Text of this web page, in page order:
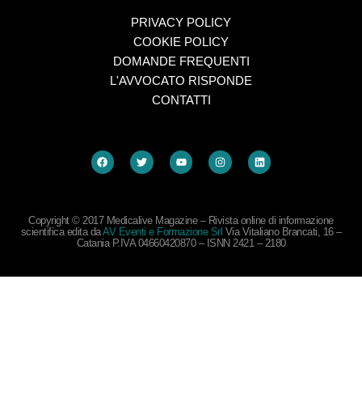
PRIVACY POLICY
COOKIE POLICY
DOMANDE FREQUENTI
L'AVVOCATO RISPONDE
CONTATTI
Copyright © 2017 Medicalive Magazine – Rivista online di informazione
scientifica edita daAV Eventi e Formazione Srl Via Vitaliano Brancati, 16 –
Catania P.IVA 04660420870 – ISNN 2421 – 2180